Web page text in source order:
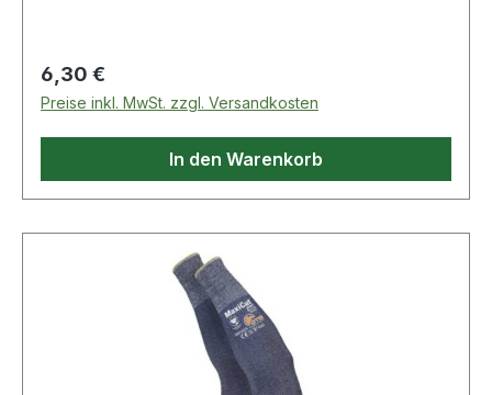
Regulärer Preis:
6,30 €
Preise inkl. MwSt. zzgl. Versandkosten
In den Warenkorb